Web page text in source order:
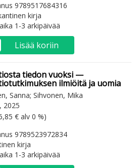
9789517684316
kirja
1-3 arkipäivää
Lisää koriin
tiedon vuoksi —
ilmiöitä ja uomia
Sanna; Sihvonen, Mika
2025
hinta hinta
€ alv 0 %)
9789523972834
kirja
1-3 arkipäivää